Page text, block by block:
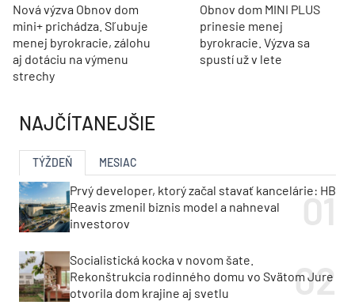
Nová výzva Obnov dom
mini+ prichádza. Sľubuje
menej byrokracie, zálohu
aj dotáciu na výmenu
strechy
Obnov dom MINI PLUS
prinesie menej
byrokracie. Výzva sa
spustí už v lete
NAJČÍTANEJŠIE
TÝŽDEŇ MESIAC
Prvý developer, ktorý začal stavať kancelárie: HB
Reavis zmenil biznis model a nahneval
investorov
Socialistická kocka v novom šate.
Rekonštrukcia rodinného domu vo Svätom Jure
otvorila dom krajine aj svetlu